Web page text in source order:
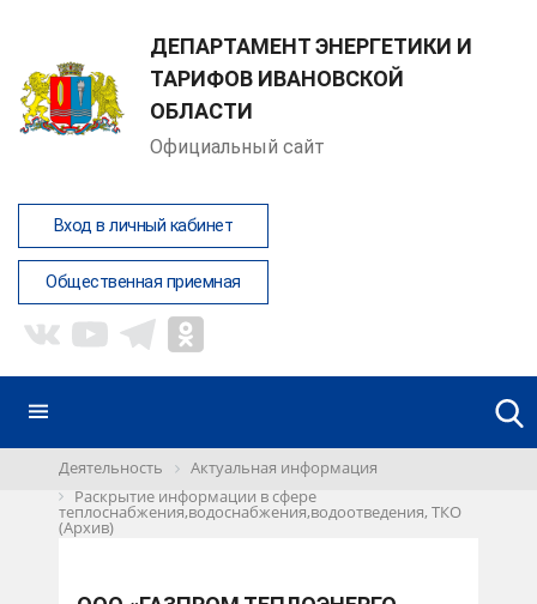
ДЕПАРТАМЕНТ ЭНЕРГЕТИКИ И
ТАРИФОВ ИВАНОВСКОЙ
ОБЛАСТИ
Официальный сайт
Вход в личный кабинет
Общественная приемная
Деятельность
Актуальная информация
Раскрытие информации в сфере
теплоснабжения,водоснабжения,водоотведения, ТКО
(Архив)